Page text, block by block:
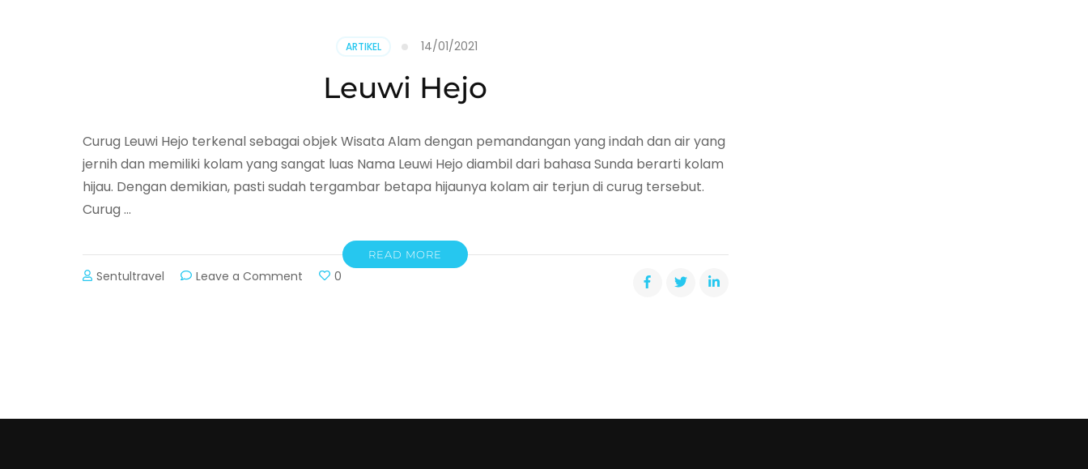
terjun
ARTIKEL 14/01/2021
Leuwi Hejo
Curug Leuwi Hejo terkenal sebagai objek Wisata Alam dengan pemandangan yang indah dan air yang
jernih dan memiliki kolam yang sangat luas Nama Leuwi Hejo diambil dari bahasa Sunda berarti kolam
hijau. Dengan demikian, pasti sudah tergambar betapa hijaunya kolam air terjun di curug tersebut.
Curug …
READ MORE
Sentultravel Leave a Comment 0